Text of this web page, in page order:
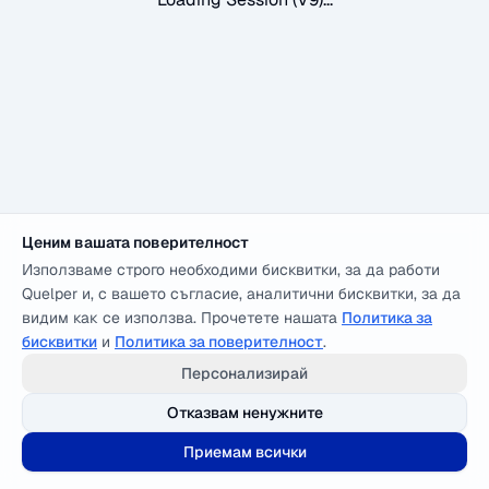
Ценим вашата поверителност
Използваме строго необходими бисквитки, за да работи
Quelper и, с вашето съгласие, аналитични бисквитки, за да
видим как се използва. Прочетете нашата Политика за
бисквитки и Политика за поверителност.
Персонализирай
Отказвам ненужните
Приемам всички